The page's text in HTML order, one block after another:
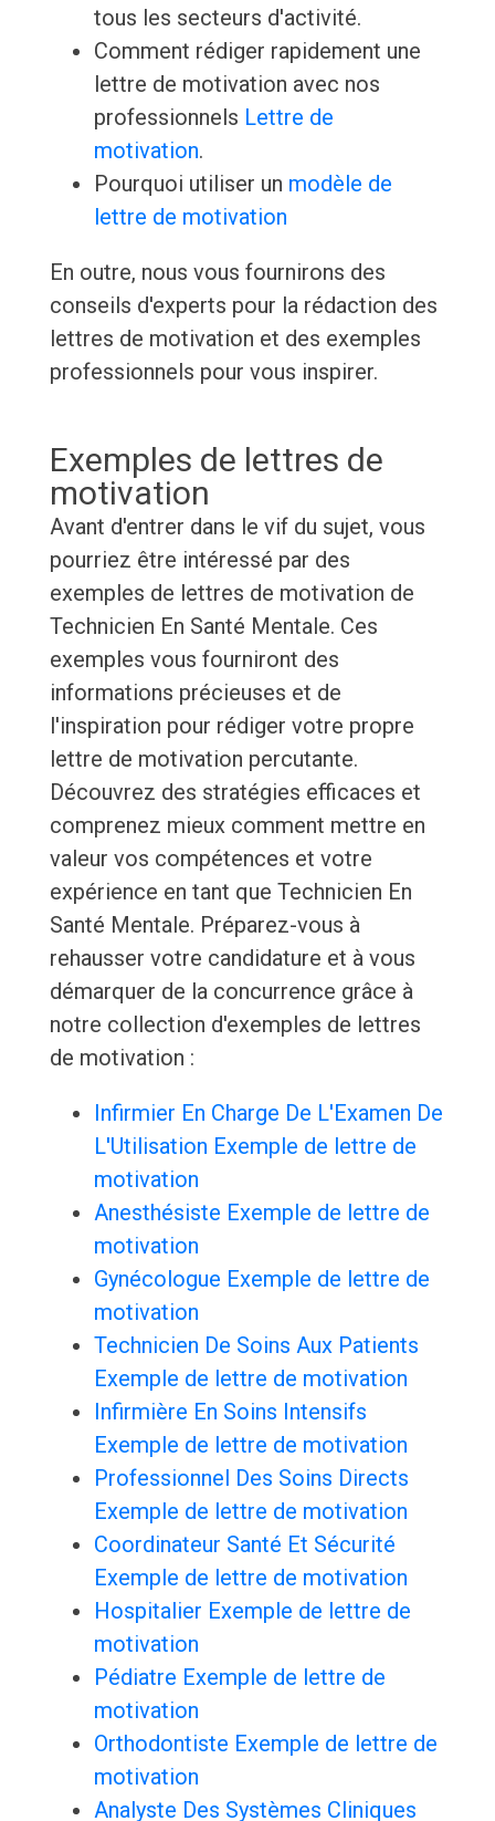
tous les secteurs d'activité.
Comment rédiger rapidement une
lettre de motivation avec nos
professionnels Lettre de
motivation.
Pourquoi utiliser un modèle de
lettre de motivation
En outre, nous vous fournirons des
conseils d'experts pour la rédaction des
lettres de motivation et des exemples
professionnels pour vous inspirer.
Exemples de lettres de
motivation
Avant d'entrer dans le vif du sujet, vous
pourriez être intéressé par des
exemples de lettres de motivation de
Technicien En Santé Mentale. Ces
exemples vous fourniront des
informations précieuses et de
l'inspiration pour rédiger votre propre
lettre de motivation percutante.
Découvrez des stratégies efficaces et
comprenez mieux comment mettre en
valeur vos compétences et votre
expérience en tant que Technicien En
Santé Mentale. Préparez-vous à
rehausser votre candidature et à vous
démarquer de la concurrence grâce à
notre collection d'exemples de lettres
de motivation :
Infirmier En Charge De L'Examen De
L'Utilisation Exemple de lettre de
motivation
Anesthésiste Exemple de lettre de
motivation
Gynécologue Exemple de lettre de
motivation
Technicien De Soins Aux Patients
Exemple de lettre de motivation
Infirmière En Soins Intensifs
Exemple de lettre de motivation
Professionnel Des Soins Directs
Exemple de lettre de motivation
Coordinateur Santé Et Sécurité
Exemple de lettre de motivation
Hospitalier Exemple de lettre de
motivation
Pédiatre Exemple de lettre de
motivation
Orthodontiste Exemple de lettre de
motivation
Analyste Des Systèmes Cliniques